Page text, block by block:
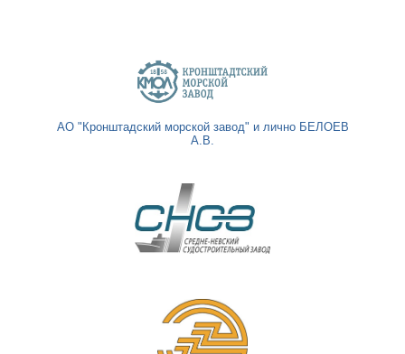
АО "Кронштадский морской завод" и лично БЕЛОЕВ
А.В.